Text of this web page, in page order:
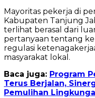
Mayoritas pekerja di
Kabupaten Tanjung
terlihat berasal dari
pertanyaan tentang
regulasi
masyarakat lokal.
Baca juga: Program
Terus Berjalan,
Pemulihan